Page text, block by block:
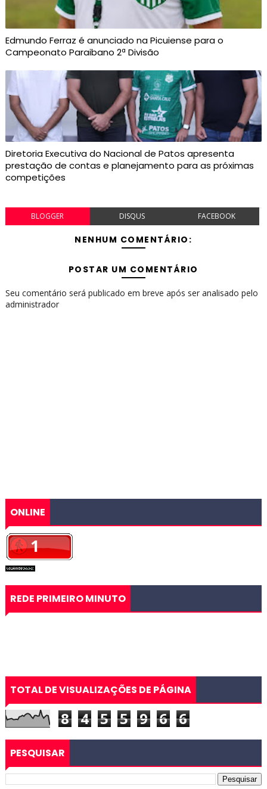
Edmundo Ferraz é anunciado na Picuiense para o
Campeonato Paraibano 2ª Divisão
Diretoria Executiva do Nacional de Patos apresenta
prestação de contas e planejamento para as próximas
competições
BLOGGER DISQUS FACEBOOK
NENHUM COMENTÁRIO:
POSTAR UM COMENTÁRIO
Seu comentário será publicado em breve após ser analisado pelo
administrador
ONLINE
REDE PRIMEIRO MINUTO
TOTAL DE VISUALIZAÇÕES DE PÁGINA
8 4 5 5 9 6 6
PESQUISAR